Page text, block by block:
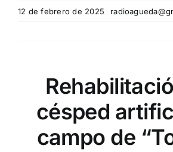
12 de febrero de 2025
césped
campo de